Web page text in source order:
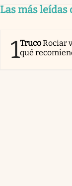
Las más leídas
1TrucoRociar
qué